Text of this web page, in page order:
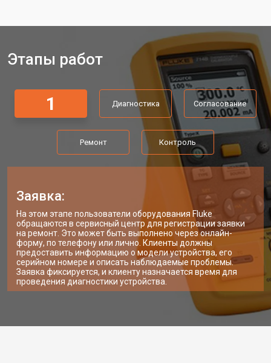
Этапы работ
1 Диагностика Согласование
Ремонт Контроль
Заявка:
На этом этапе пользователи оборудования Fluke
обращаются в сервисный центр для регистрации заявки
на ремонт. Это может быть выполнено через онлайн-
форму, по телефону или лично. Клиенты должны
предоставить информацию о модели устройства, его
серийном номере и описать наблюдаемые проблемы.
Заявка фиксируется, и клиенту назначается время для
проведения диагностики устройства.